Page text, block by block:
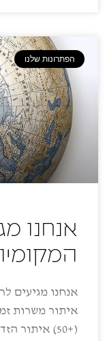
הפתרונות שלנו
אנחנו
אנחנו מגיעים
איתור משרות
(+50) איתור